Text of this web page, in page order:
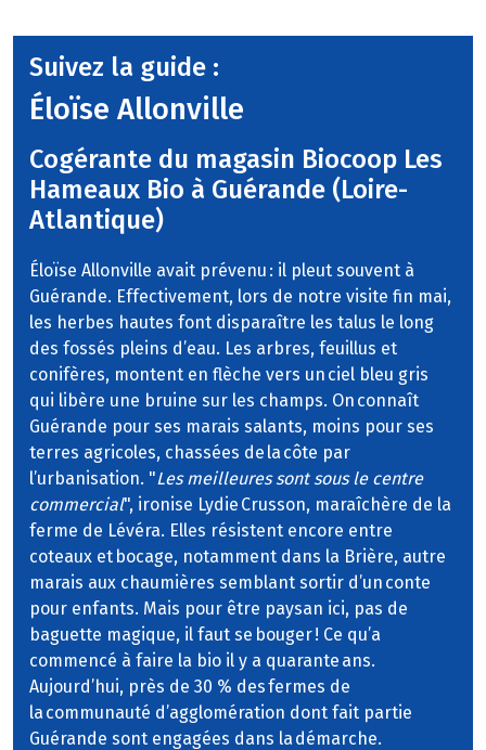
Suivez la guide :
Éloïse Allonville
Cogérante du magasin Biocoop Les
Hameaux Bio à Guérande (Loire-
Atlantique)
Éloïse Allonville avait prévenu : il pleut souvent à
Guérande. Effectivement, lors de notre visite fin mai,
les herbes hautes font disparaître les talus le long
des fossés pleins d’eau. Les arbres, feuillus et
conifères, montent en flèche vers un ciel bleu gris
qui libère une bruine sur les champs. On connaît
Guérande pour ses marais salants, moins pour ses
terres agricoles, chassées de la côte par
l’urbanisation. "Les meilleures sont sous le centre
commercial", ironise Lydie Crusson, maraîchère de la
ferme de Lévéra. Elles résistent encore entre
coteaux et bocage, notamment dans la Brière, autre
marais aux chaumières semblant sortir d’un conte
pour enfants. Mais pour être paysan ici, pas de
baguette magique, il faut se bouger ! Ce qu’a
commencé à faire la bio il y a quarante ans.
Aujourd’hui, près de 30 % des fermes de
la communauté d’agglomération dont fait partie
Guérande sont engagées dans la démarche.